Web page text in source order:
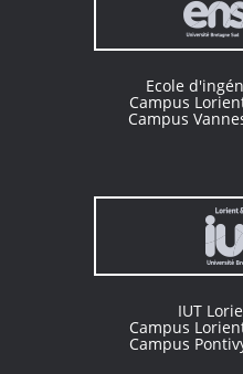
Ecole
Campus
Campus
IUT
Campus
Campus